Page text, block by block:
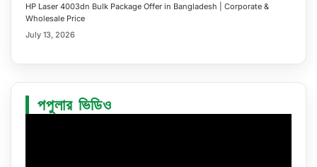
HP Laser 4003dn Bulk Package Offer in Bangladesh | Corporate &
Wholesale Price
July 13, 2026
পপুলার ভিডিও